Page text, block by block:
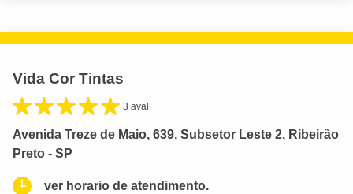
Vida Cor Tintas
3 aval.
Avenida Treze de Maio, 639, Subsetor Leste 2, Ribeirão
Preto - SP
ver horario de atendimento.